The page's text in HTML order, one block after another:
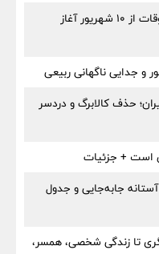
خبر مهم برای بازنشستگان؛ واریز معوقات از ۱۰ شهریور آغاز
و جدایی ناگهانی ربیعی
حذف کالابرگ و دردسر
است + جزئیات
جابه‌جایی و جدول
تا زندگی شخصی، همسر،